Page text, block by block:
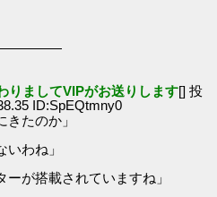
りましてVIPがお送りします[] 投
ID:SpEQtmny0
たのか」
わね」
が搭載されていますね」